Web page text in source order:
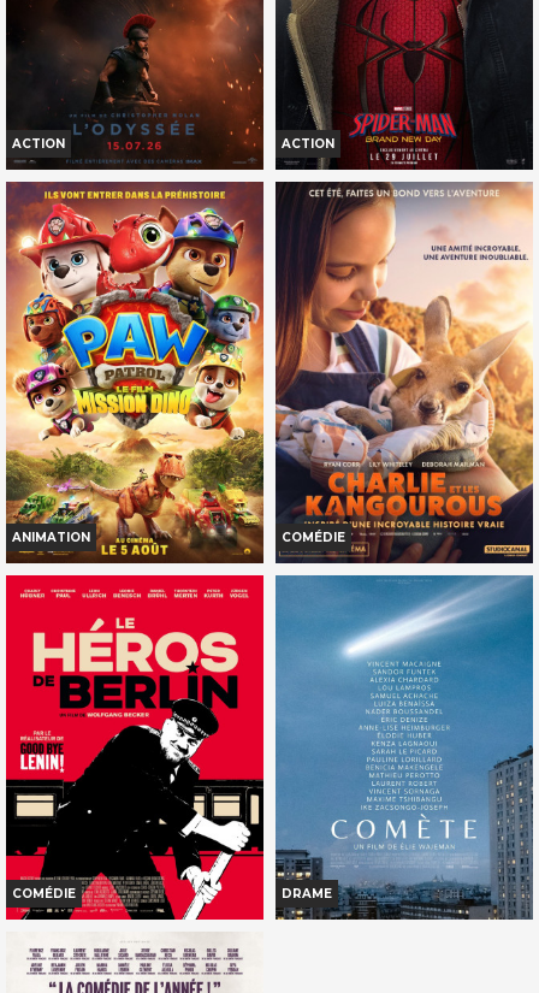
Réservation
TOUT PUBLIC
VF
Réservation
TOUT PUBLIC
AURO3D
VI
ACTION
L'ODYSSÉE
Horaires et Infos
Bande-annonce
Réservation
INT. -12ans
VOST
VF
ACTION
SPIDER-MAN: BRAND NEW DAY
Horaires et Infos
Bande-annonce
Réservation
TOUT PUBLIC
VF
ANIMATION
MISSION...
Horaires et Infos
Bande-annonce
Réservation
TOUT PUBLIC
VF
COMÉDIE
CHARLIE ET LES KANGOUROUS
Horaires et Infos
Bande-annonce
Réservation
TOUT PUBLIC
VF
COMÉDIE
LE HÉROS DE BERLIN
Horaires et Infos
DRAME